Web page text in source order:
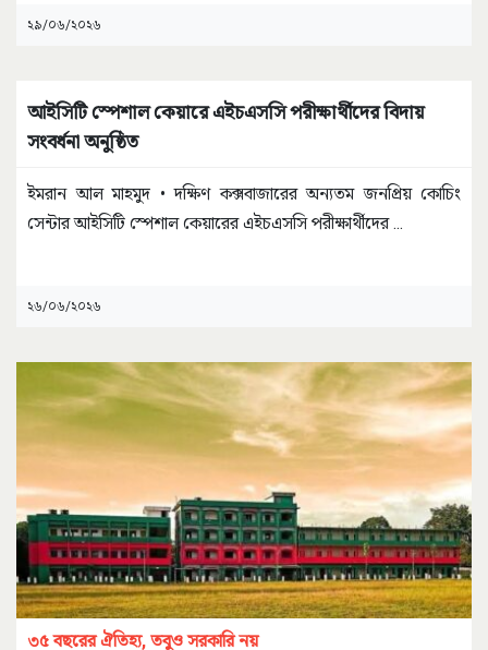
২৯/০৬/২০২৬
আইসিটি স্পেশাল কেয়ারে এইচএসসি পরীক্ষার্থীদের বিদায়
সংবর্ধনা অনুষ্ঠিত
ইমরান আল মাহমুদ • দক্ষিণ কক্সবাজারের অন্যতম জনপ্রিয় কোচিং
সেন্টার আইসিটি স্পেশাল কেয়ারের এইচএসসি পরীক্ষার্থীদের...
২৬/০৬/২০২৬
৩৫ বছরের ঐতিহ্য, তবুও সরকারি নয়